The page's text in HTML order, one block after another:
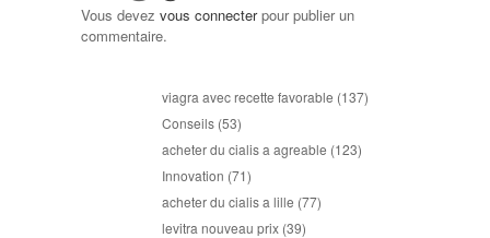
Vous devez vous connecterpour publier un
commentaire.
viagra avec recette favorable (137)
Conseils (53)
acheter du cialis a agreable (123)
Innovation (71)
acheter du cialis a lille (77)
levitra nouveau prix (39)